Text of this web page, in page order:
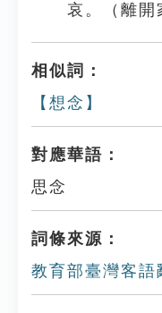
哀。（離開
相似詞：
【想念】
對應華語：
思念
詞條來源：
教育部臺灣客語